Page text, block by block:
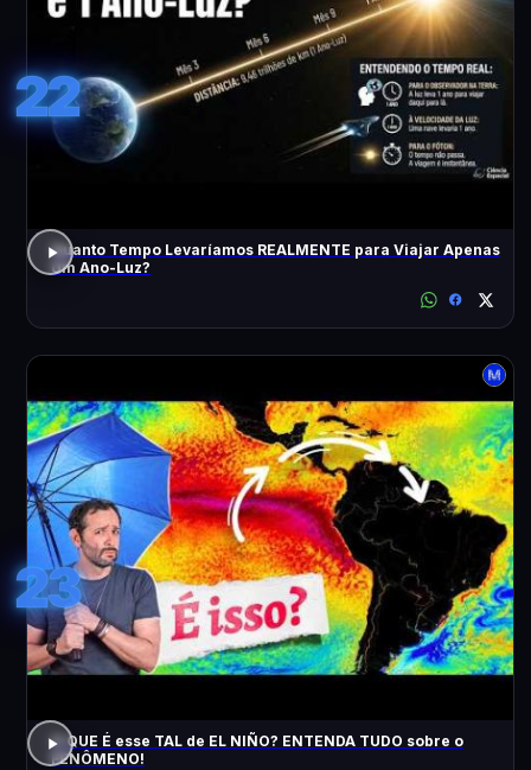
22
Quanto Tempo Levaríamos REALMENTE para Viajar Apenas
Um Ano-Luz?
23
O QUE É esse TAL de EL NIÑO? ENTENDA TUDO sobre o
FENÔMENO!